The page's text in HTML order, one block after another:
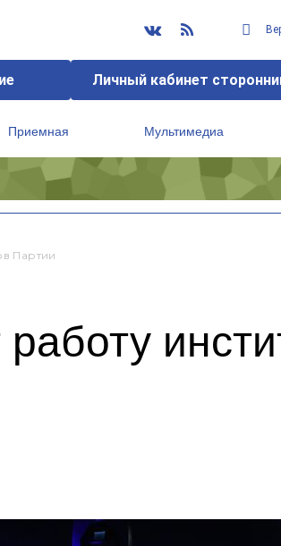
Личный кабинет
Приемная Мультимедиа
Партии